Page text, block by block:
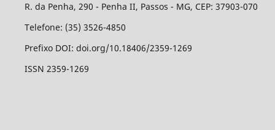
R. da Penha, 290 - Penha II, Passos - MG, CEP: 37903-070
Telefone: (35) 3526-4850
Prefixo DOI: doi.org/10.18406/2359-1269
ISSN 2359-1269